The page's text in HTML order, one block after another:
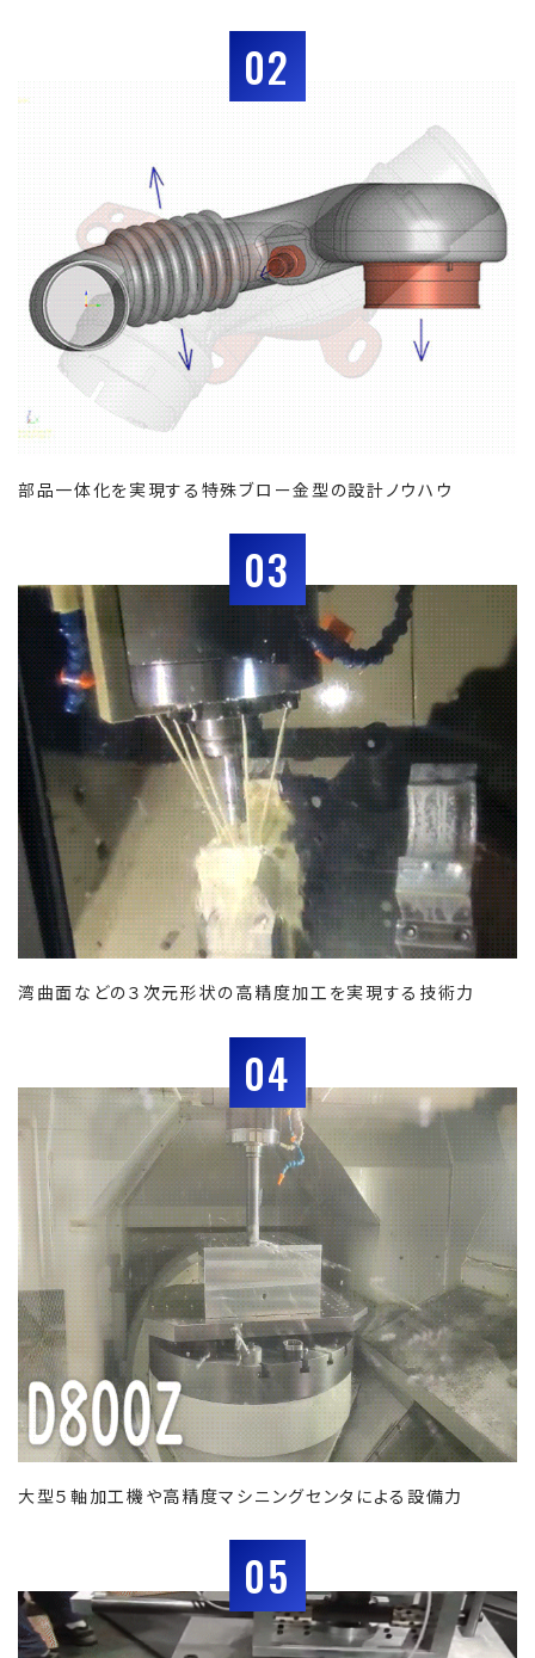
02
部品一体化を実現する特殊ブロー金型の設計ノウハウ
03
湾曲面などの３次元形状の高精度加工を実現する技術力
04
大型５軸加工機や高精度マシニングセンタによる設備力
05